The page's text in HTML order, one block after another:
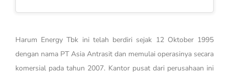
Harum Energy Tbk ini telah berdiri sejak 12 Oktober 1995
dengan nama PT Asia Antrasit dan memulai operasinya secara
komersial pada tahun 2007. Kantor pusat dari perusahaan ini